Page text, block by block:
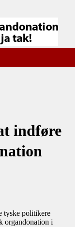
indføre
tyske politikere
organdonation i